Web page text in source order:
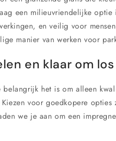
een milieuvriendelijke
en veilig voor
manier van werken voor
en klaar om
het is om alleen
voor goedkopere
we je aan om een